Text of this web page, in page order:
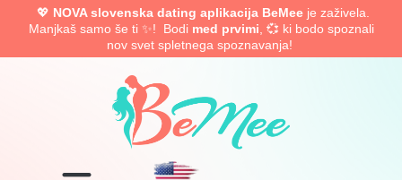
💖 NOVA slovenska dating aplikacija BeMeeje zaživela.
Manjkaš samo še ti ✨! Bodi med prvimi , 💞 ki bodo spoznali
nov svet spletnega spoznavanja!